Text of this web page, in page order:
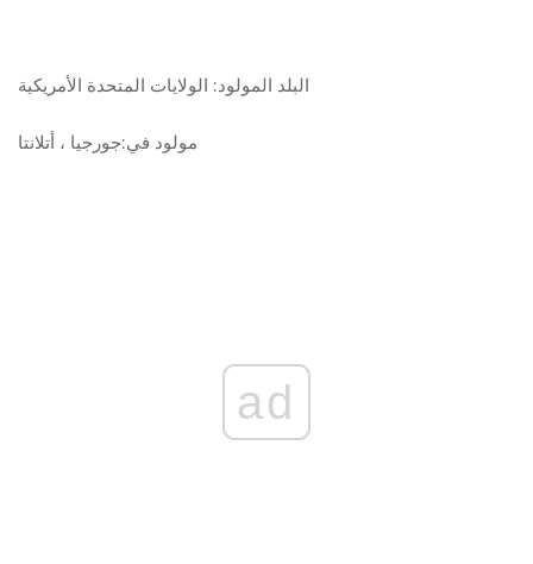
البلد المولود: الولايات المتحدة الأمريكية
مولود في:جورجيا ، أتلانتا
ad